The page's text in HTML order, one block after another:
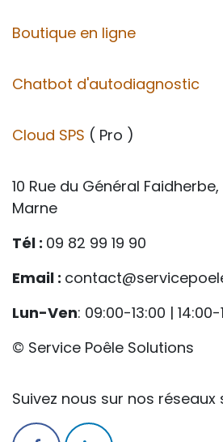
Boutique en ligne
Chatbot d'autodiagnostic
Cloud SPS ( Pro )
10 Rue du Général
Marne
Tél : 09 82 99 19 90
Email :
Lun-Ven: 09:00-13:00 | 14:00-
© Service Poêle Solutions
Suivez nous sur nos réseaux